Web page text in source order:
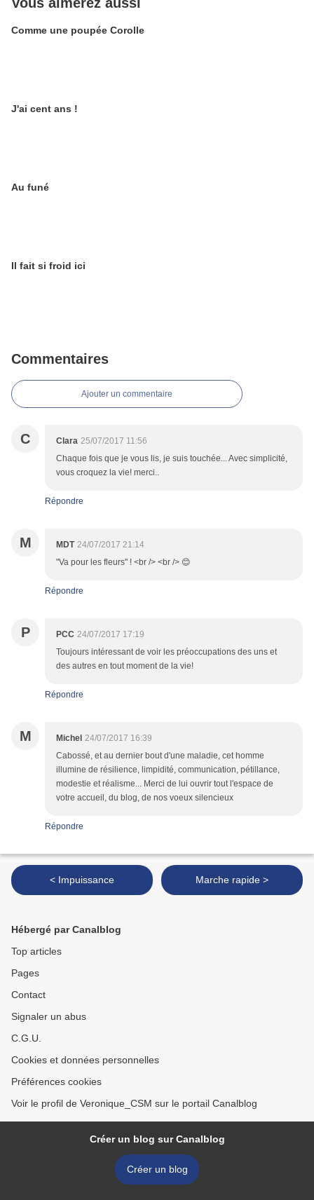
Comme une poupée Corolle
J'ai cent ans !
Au funé
Il fait si froid ici
Commentaires
Ajouter un commentaire
C Clara 25/07/2017 11:56
Chaque fois que je vous lis, je suis touchée... Avec simplicité,
vous croquez la vie! merci..
Répondre
M MDT 24/07/2017 21:14
"Va pour les fleurs" ! <br /> <br /> 😊
Répondre
P PCC 24/07/2017 17:19
Toujours intéressant de voir les préoccupations des uns et
des autres en tout moment de la vie!
Répondre
M Michel 24/07/2017 16:39
Cabossé, et au dernier bout d'une maladie, cet homme
illumine de résilience, limpidité, communication, pétillance,
modestie et réalisme... Merci de lui ouvrir tout l'espace de
votre accueil, du blog, de nos voeux silencieux
Répondre
< Impuissance Marche rapide >
Hébergé par Canalblog
Top articles
Pages
Contact
Signaler un abus
C.G.U.
Cookies et données personnelles
Préférences cookies
Voir le profil de Veronique_CSM sur le portail Canalblog
Créer un blog sur Canalblog
Créer un blog